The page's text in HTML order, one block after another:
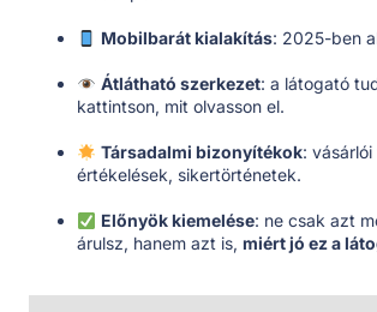
Mobilbarát kialakítás: 2025-ben
Átlátható szerkezet: a látogató
kattintson, mit olvasson el.
Társadalmi bizonyítékok:
értékelések, sikertörténetek.
Előnyök kiemelése: ne csak azt
árulsz, hanem azt is, miért jó ez a